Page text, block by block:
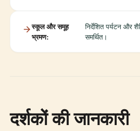
स्कूल और समूह
भ्रमण:
निर्देशित पर्यटन और
समर्थित।
दर्शकों की जानकारी